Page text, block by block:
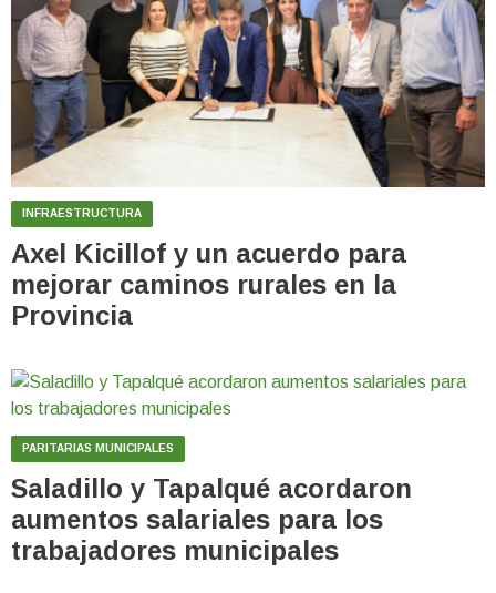
INFRAESTRUCTURA
Axel Kicillof y un acuerdo para
mejorar caminos rurales en la
Provincia
PARITARIAS MUNICIPALES
Saladillo y Tapalqué acordaron
aumentos salariales para los
trabajadores municipales